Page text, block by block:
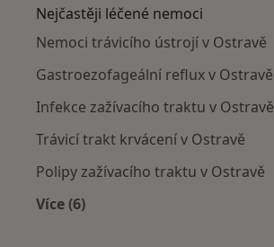
Nejčastěji léčené nemoci
Nemoci trávicího ústrojí v Ostravě
Gastroezofageální reflux v Ostravě
Infekce zažívacího traktu v Ostravě
Trávicí trakt krvácení v Ostravě
Polipy zažívacího traktu v Ostravě
Více (6)